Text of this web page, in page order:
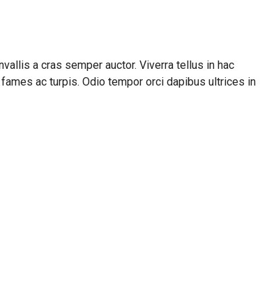
a cras semper auctor. Viverra tellus in hac
ac turpis. Odio tempor orci dapibus ultrices in